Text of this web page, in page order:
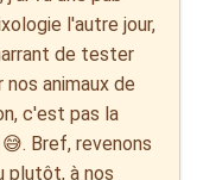
l'autre jour,
de tester
animaux de
c'est pas la
Bref, revenons
plutôt, à nos